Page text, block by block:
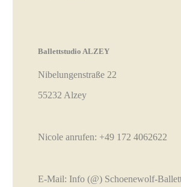
Ballettstudio ALZEY
Nibelungenstraße 22
55232 Alzey
Nicole anrufen: +49 172 4062622
E-Mail: Info (@) Schoenewolf-